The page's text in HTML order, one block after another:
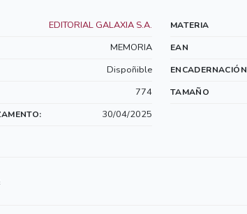
EDITORIAL GALAXIA S.A. MATERIA
MEMORIA EAN
Dispoñible ENCADERNACIÓN
774 TAMAÑO
30/04/2025